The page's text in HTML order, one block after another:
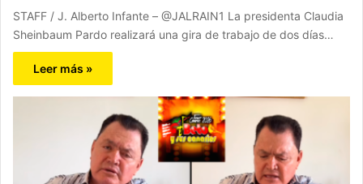
STAFF / J. Alberto Infante – @JALRAIN1 La presidenta Claudia
Sheinbaum Pardo realizará una gira de trabajo de dos días…
Leer más »